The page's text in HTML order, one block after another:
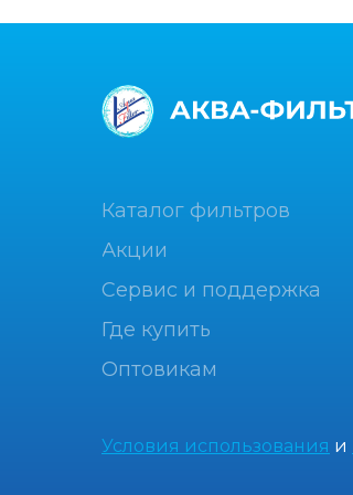
Условия использования и
Каталог фильтров
Акции
Сервис и поддержка
Где купить
Оптовикам